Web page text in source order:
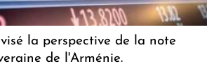
la perspective de la note
de l'Arménie.